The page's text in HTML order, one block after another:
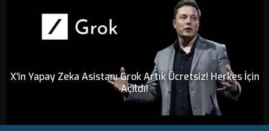
X'in Yapay Zeka Asistanı Grok Artık Ücretsiz! Herkes İçin
Açıldı!